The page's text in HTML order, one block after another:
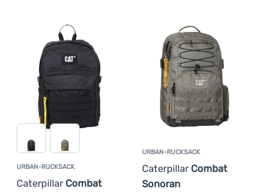
URBAN-RUCKSACK
Caterpillar Combat
URBAN-RUCKSACK
Caterpillar Combat
Sonoran